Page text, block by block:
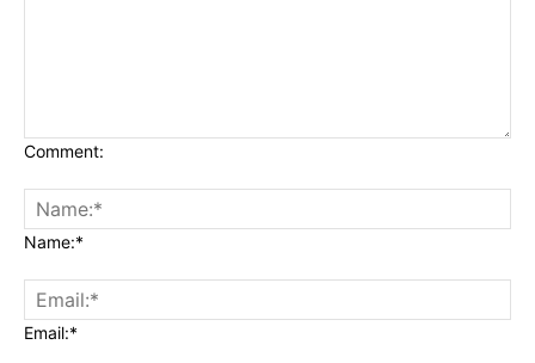
Comment:
Name:*
Email:*